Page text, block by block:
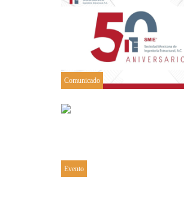
Comunicado
Evento